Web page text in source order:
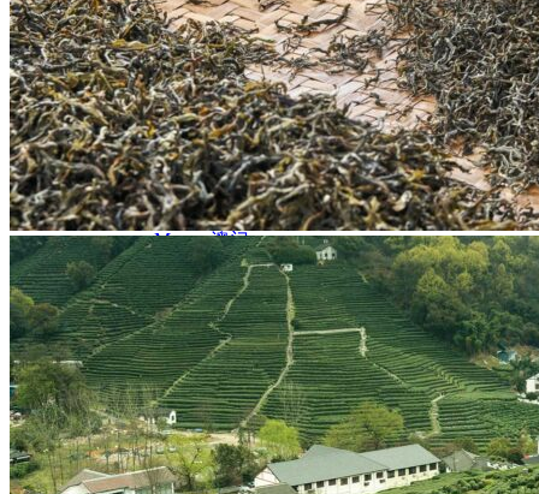
Xinjiang 新疆
Kashgar
Turpan
Sud Est
Canton 广州
Fujian 福建
Hong Kong 香港
Hunan 湖南
Ile d’Hainan 海南
Macao 澳门
Taïwan 台湾
Shenzhen
Sud Ouest
Chongqing 重庆
Guangxi 广西
Guizhou 贵州
Hubei
Sichuan 四川
Tibet 西藏
Yunnan 云南